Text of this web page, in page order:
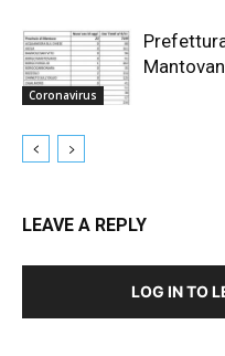
Coronavirus
LEAVE A REPLY
LOG IN TO